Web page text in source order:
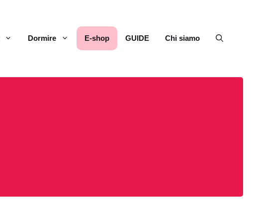
Dormire E-shop GUIDE Chi siamo